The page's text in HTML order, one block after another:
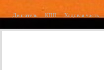
Двигатель КПП Ходовая часть